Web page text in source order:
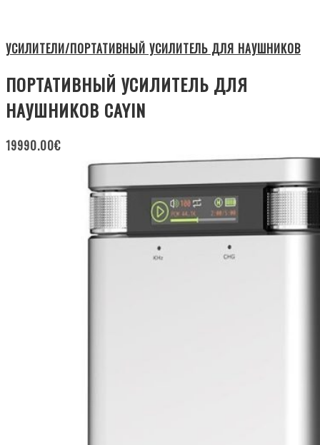
УСИЛИТЕЛИ/ПОРТАТИВНЫЙ УСИЛИТЕЛЬ ДЛЯ НАУШНИКОВ
ПОРТАТИВНЫЙ УСИЛИТЕЛЬ ДЛЯ
НАУШНИКОВ CAYIN
19990.00€